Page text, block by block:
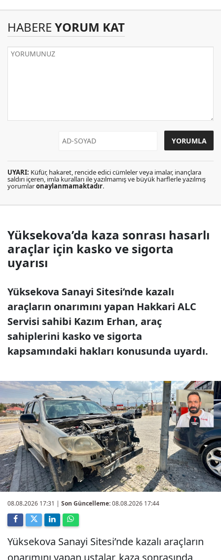
HABERE YORUM KAT
UYARI: Küfür, hakaret, rencide edici cümleler veya imalar, inançlara
saldırı içeren, imla kuralları ile yazılmamış ve büyük harflerle yazılmış
yorumlaronaylanmamaktadır.
Yüksekova’da kaza sonrası hasarlı
araçlar için kasko ve sigorta
uyarısı
Yüksekova Sanayi Sitesi’nde kazalı
araçların onarımını yapan Hakkari ALC
Servisi sahibi Kazım Erhan, araç
sahiplerini kasko ve sigorta
kapsamındaki hakları konusunda uyardı.
08.08.2026 17:31 | Son Güncelleme:08.08.2026 17:44
Yüksekova Sanayi Sitesi’nde kazalı araçların
onarımını yapan ustalar, kaza sonrasında